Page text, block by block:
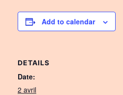
Add to calendar
DETAILS
Date:
2 avril